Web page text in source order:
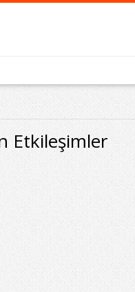
Etkileşimler